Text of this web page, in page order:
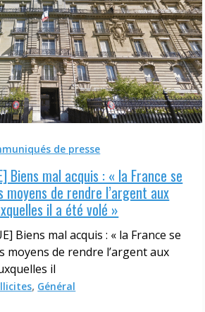
de presse
Biens mal acquis : « la France se
moyens de rendre l’argent aux
il a été volé »
Biens mal acquis : « la France se
moyens de rendre l’argent aux
il
, Général